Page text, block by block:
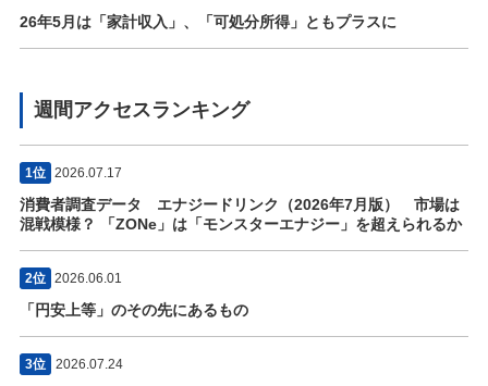
26年5月は「家計収入」、「可処分所得」ともプラスに
週間アクセスランキング
1位 2026.07.17
消費者調査データ エナジードリンク（2026年7月版） 市場は
混戦模様？ 「ZONe」は「モンスターエナジー」を超えられるか
2位 2026.06.01
「円安上等」のその先にあるもの
3位 2026.07.24